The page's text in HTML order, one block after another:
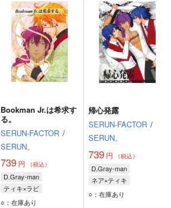
Bookman Jr.は希求す
る。
SERUN-FACTOR /
SERUN。
739 円 （税込）
D.Gray-man
ティキ×ラビ
ティキ・ミック
○：在庫あり
帰心発露
SERUN-FACTOR /
SERUN。
739円 （税込）
D.Gray-man
ネア×ティキ
ティキ・ミック
○：在庫あり